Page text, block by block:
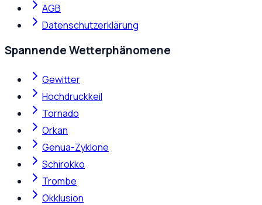
AGB
Datenschutzerklärung
Spannende Wetterphänomene
Gewitter
Hochdruckkeil
Tornado
Orkan
Genua-Zyklone
Schirokko
Trombe
Okklusion